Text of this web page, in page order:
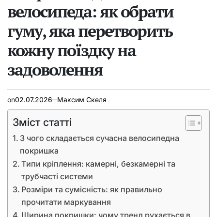
велосипеда: як обрати
гуму, яка перетворить
кожну поїздку на
задоволення
on02.07.2026 Максим Скеля
Зміст статті
З чого складається сучасна велосипедна
покришка
Типи кріплення: камерні, безкамерні та
трубчасті системи
Розміри та сумісність: як правильно
прочитати маркування